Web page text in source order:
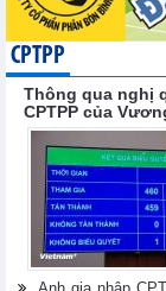
CPTPP
Thông qua nghị
CPTPP của